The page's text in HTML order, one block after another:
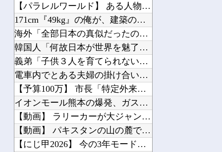
Powered by livedoor 相互RSS
【パラレルワールド】 ある人物の存在が世界から完全に消失…何...
171cm『49kg』の俺が、建築のバイト行ったら「こう」な...
海外「全部日本の真似だったのか…」 日本の普通のテレビ番組が...
韓国人「何故日本が世界を魅了し続け観光大国になったのか？その...
義弟「子供３人を育てられないから引き取って」私「なぜ？」義弟...
電車内でとある夫婦の掛け合いが妙にツボに嵌って笑いが堪えられ...
【予算100万】 市長「特定外来生物クビアカは気持ち悪い虫だ...
イオンモール熊本の爆発、ガス管に残っていたLPガスが漏れたこ...
【動画】 ラリーカーが大ジャンプして横転
【動画】 パキスタンの山の麓で撮影された鉄砲水が地獄すぎる。
【にじ甲2026】 今の3年モードはKONAMIが意図したバ...